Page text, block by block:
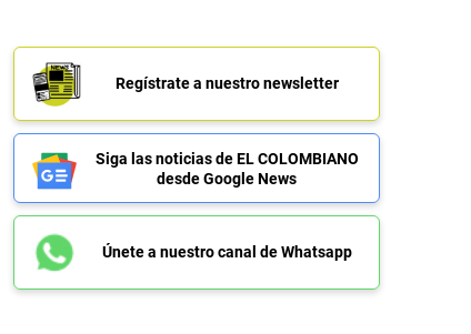
Regístrate a nuestro newsletter
Siga las noticias de EL COLOMBIANO
desde Google News
Únete a nuestro canal de Whatsapp